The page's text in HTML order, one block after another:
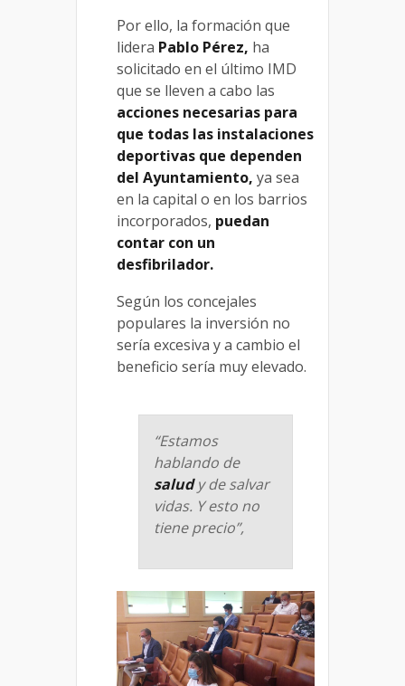
Por ello, la formación que
lidera Pablo Pérez, ha
solicitado en el último IMD
que se lleven a cabo las
acciones necesarias para
que todas las instalaciones
deportivas que dependen
del Ayuntamiento, ya sea
en la capital o en los barrios
incorporados, puedan
contar con un
desfibrilador.
Según los concejales
populares la inversión no
sería excesiva y a cambio el
beneficio sería muy elevado.
“Estamos
hablando de
saludy de salvar
vidas. Y esto no
tiene precio”,